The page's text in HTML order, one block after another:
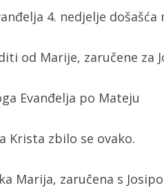
4. nedjelje došašća
od Marije, zaručene za
Evanđelja po Mateju
Krista zbilo se ovako.
Marija, zaručena s